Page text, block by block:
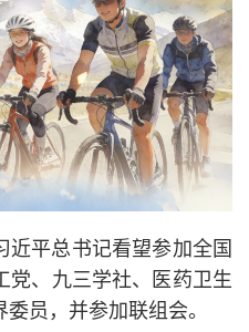
近平总书记看望参加全国
党、九三学社、医药卫生
员，并参加联组会。